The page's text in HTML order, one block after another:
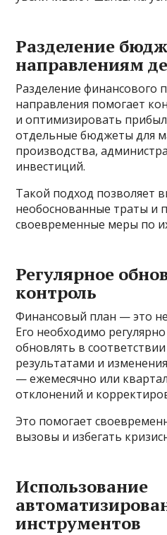
Разделение
направлениям
Разделение финансового
направления помогает
и оптимизировать
отдельные бюджеты для
производства,
инвестиций.
Такой подход позволяет
необоснованные траты и
своевременные меры по
Регулярное
контроль
Финансовый план — это
Его необходимо
обновлять в
результатами и
— ежемесячно или
отклонений и
Это помогает
вызовы и избегать
Использование
инструментов